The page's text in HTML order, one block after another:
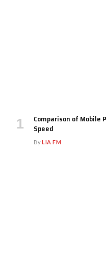
Comparison of Mobile
Speed
ByLIA FM